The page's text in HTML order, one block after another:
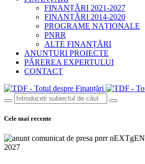
FINANȚĂRI 2021-2027
FINANȚĂRI 2014-2020
PROGRAME NAȚIONALE
PNRR
ALTE FINANȚĂRI
ANUNȚURI PROIECTE
PĂREREA EXPERTULUI
CONTACT
Cele mai recente